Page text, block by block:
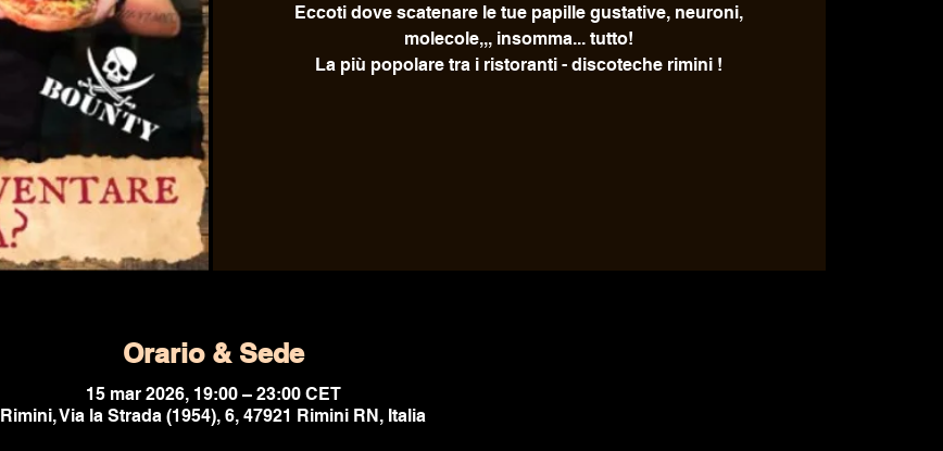
Eccoti dove scatenare le tue papille gustative, neuroni,
molecole,,, insomma... tutto!
La più popolare tra i ristoranti - discoteche rimini !
Orario & Sede
15 mar 2026, 19:00 – 23:00 CET
Rimini, Via la Strada (1954), 6, 47921 Rimini RN, Italia